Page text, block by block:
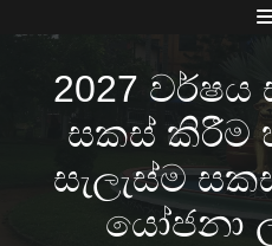
2027 වර්ෂය
සකස් කිරීම
සැලැස්ම
යෝජනා